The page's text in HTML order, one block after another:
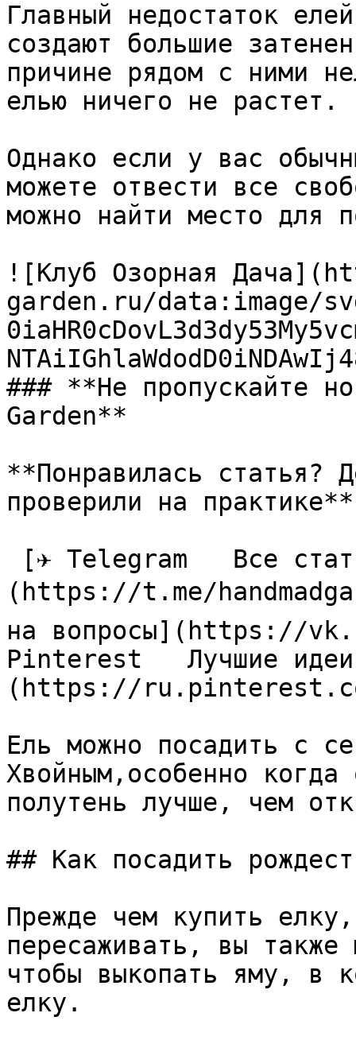
Главный недостаток
создают большие
причине рядом с ними
елью ничего не растет.
Однако если у вас
можете отвести все
можно найти место для
![Клуб Озорная
garden.ru/data:image/
### **Не пропускайте
Garden**
**Понравилась статья?
проверили на практике**
(https://t.me/
на вопросы](https://
Pinterest   Лучшие
(https://
Ель можно посадить с
Хвойным,особенно
полутень лучше, чем
## Как посадить
Прежде чем купить
пересаживать, вы
чтобы выкопать яму, в
елку.